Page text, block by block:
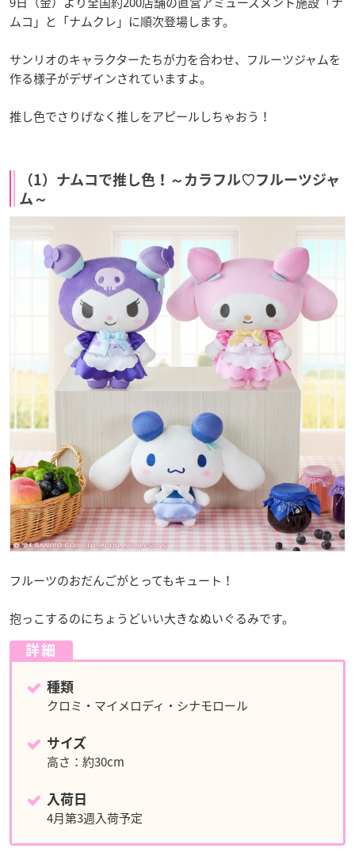
ムコ」と「ナムクレ」に順次登場します。
サンリオのキャラクターたちが力を合わせ、フルーツジャムを
作る様子がデザインされていますよ。
推し色でさりげなく推しをアピールしちゃおう！
（1）ナムコで推し色！～カラフル♡フルーツジャ
ム～
フルーツのおだんごがとってもキュート！
抱っこするのにちょうどいい大きなぬいぐるみです。
詳細
種類
クロミ・マイメロディ・シナモロール
サイズ
高さ：約30cm
入荷日
4月第3週入荷予定